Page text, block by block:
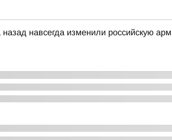
навсегда изменили российскую